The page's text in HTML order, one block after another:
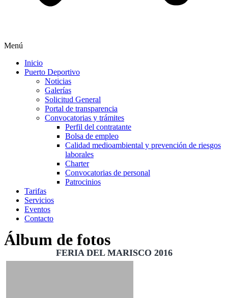
Menú
Inicio
Puerto Deportivo
Noticias
Galerías
Solicitud General
Portal de transparencia
Convocatorias y trámites
Perfil del contratante
Bolsa de empleo
Calidad medioambiental y prevención de riesgos
laborales
Charter
Convocatorias de personal
Patrocinios
Tarifas
Servicios
Eventos
Contacto
Álbum de fotos
FERIA DEL MARISCO 2016